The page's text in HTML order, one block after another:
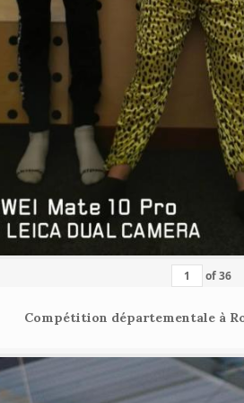
of36
Compétition départementale à